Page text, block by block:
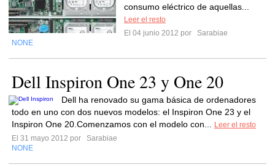
consumo eléctrico de aquellas...
Leer el resto
El 04 junio 2012 por
Sarabiae
NONE
Dell Inspiron One 23 y One 20
Dell ha renovado su gama básica de ordenadores
todo en uno con dos nuevos modelos: el Inspiron One 23 y el
Inspiron One 20.Comenzamos con el modelo con...
Leer el resto
El 31 mayo 2012 por
Sarabiae
NONE